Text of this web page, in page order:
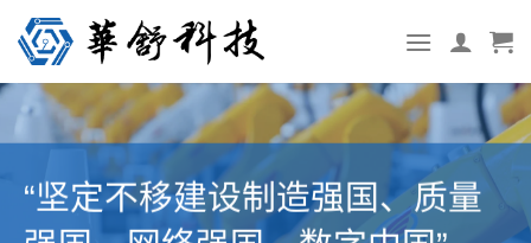
“坚定不移建设制造强国、质量